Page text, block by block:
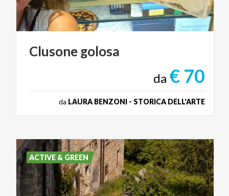
Clusonegolosa
da € 70
da LAURA BENZONI - STORICA DELL'ARTE
ACTIVE & GREEN